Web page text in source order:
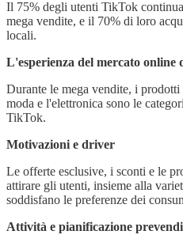
Il 75% degli utenti TikTok
mega vendite, e il 70% di loro
locali.
L'esperienza del mercato online
Durante le mega vendite, i prodotti
moda e l'elettronica sono le
TikTok.
Motivazioni e driver
Le offerte esclusive, i sconti e le
attirare gli utenti, insieme alla
soddisfano le preferenze dei
Attività e pianificazione